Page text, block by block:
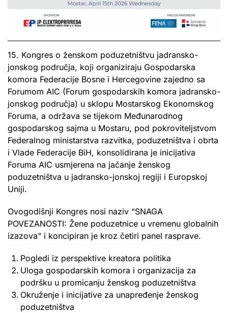
15. Kongres o ženskom poduzetništvu jadransko-
jonskog područja, koji organiziraju Gospodarska
komora Federacije Bosne i Hercegovine zajedno sa
Forumom AIC (Forum gospodarskih komora jadransko-
jonskog područja) u sklopu Mostarskog Ekonomskog
Foruma, a održava se tijekom Međunarodnog
gospodarskog sajma u Mostaru, pod pokroviteljstvom
Federalnog ministarstva razvitka, poduzetništva i obrta
i Vlade Federacije BiH, konsolidirana je inicijativa
Foruma AIC usmjerena na jačanje ženskog
poduzetništva u jadransko-jonskoj regiji i Europskoj
Uniji.
Ovogodišnji Kongres nosi naziv “SNAGA
POVEZANOSTI: Žene poduzetnice u vremenu globalnih
izazova” i koncipiran je kroz četiri panel rasprave.
Pogledi iz perspektive kreatora politika
Uloga gospodarskih komora i organizacija za
podršku u promicanju ženskog poduzetništva
Okruženje i inicijative za unapređenje ženskog
poduzetništva